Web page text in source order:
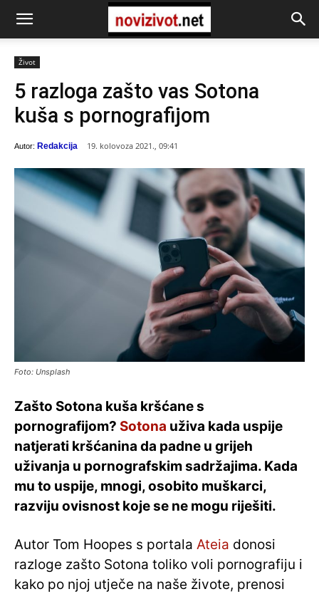
Život
5 razloga zašto vas Sotona
kuša s pornografijom
Autor: Redakcija 19. kolovoza 2021., 09:41
Foto: Unsplash
Zašto Sotona kuša kršćane s
pornografijom? Sotona uživa kada uspije
natjerati kršćanina da padne u grijeh
uživanja u pornografskim sadržajima. Kada
mu to uspije, mnogi, osobito muškarci,
razviju ovisnost koje se ne mogu riješiti.
Autor Tom Hoopes s portala Ateia donosi
razloge zašto Sotona toliko voli pornografiju i
kako po njoj utječe na naše živote, prenosi